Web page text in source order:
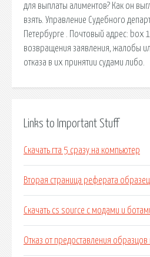
для выплаты алиментов? Как он
взять. Управление Судебного
Петербурге . Почтовый адрес:
возвращения заявления, жалобы
отказа в их принятии судами либо.
Links to Important Stuff
Скачать гта 5 сразу на компьютер
Вторая страница реферата образец
Скачать cs source с модами и
Отказ от предоставления образцов